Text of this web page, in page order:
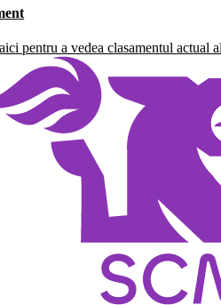
pentru a vedea clasamentul actual